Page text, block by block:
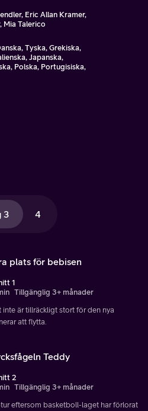
Eric Allan Kramer,
Mia Talerico
Tyska, Grekiska,
Japanska,
Polska, Portugisiska,
3 4
plats för bebisen
1
Tillgänglig 3+ månader
är tillräckligt stort för den nya
att flytta.
Teddy
2
Tillgänglig 3+ månader
eftersom basketboll-laget har förlorat